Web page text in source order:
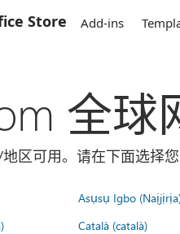
Store Add-ins
全球
区可用。请在下面选择您
Asụsụ Igbo
Català (català)